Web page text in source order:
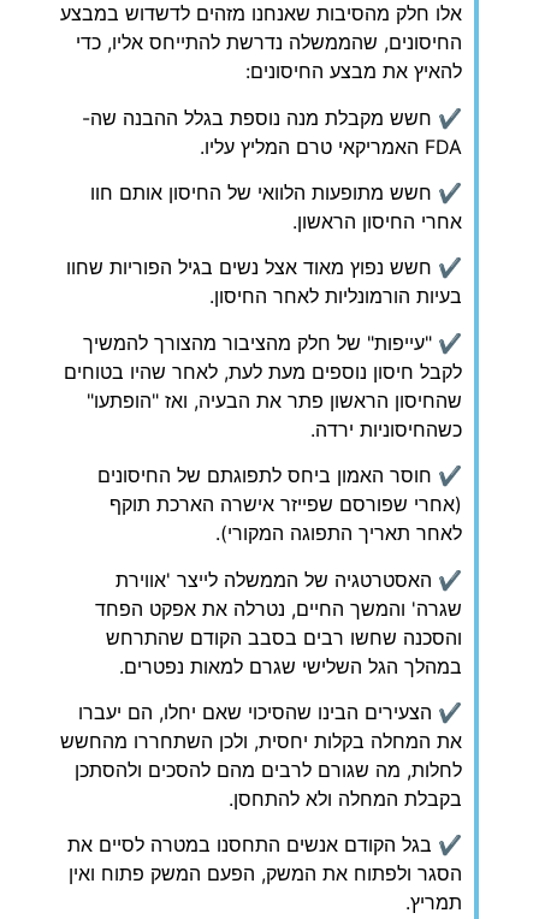
אלו חלק מהסיבות שאנחנו מזהים לדשדוש במבצע
החיסונים, שהממשלה נדרשת להתייחס אליו, כדי
להאיץ את מבצע החיסונים:
✔ חשש מקבלת מנה נוספת בגלל ההבנה שה-
FDA האמריקאי טרם המליץ עליו.
✔ חשש מתופעות הלוואי של החיסון אותם חוו
אחרי החיסון הראשון.
✔ חשש נפוץ מאוד אצל נשים בגיל הפוריות שחוו
בעיות הורמונליות לאחר החיסון.
✔ "עייפות" של חלק מהציבור מהצורך להמשיך
לקבל חיסון נוספים מעת לעת, לאחר שהיו בטוחים
שהחיסון הראשון פתר את הבעיה, ואז "הופתעו"
כשהחיסוניות ירדה.
✔ חוסר האמון ביחס לתפוגתם של החיסונים
(אחרי שפורסם שפייזר אישרה הארכת תוקף
לאחר תאריך התפוגה המקורי).
✔ האסטרטגיה של הממשלה לייצר 'אווירת
שגרה' והמשך החיים, נטרלה את אפקט הפחד
והסכנה שחשו רבים בסבב הקודם שהתרחש
במהלך הגל השלישי שגרם למאות נפטרים.
✔ הצעירים הבינו שהסיכוי שאם יחלו, הם יעברו
את המחלה בקלות יחסית, ולכן השתחררו מהחשש
לחלות, מה שגורם לרבים מהם להסכים ולהסתכן
בקבלת המחלה ולא להתחסן.
✔ בגל הקודם אנשים התחסנו במטרה לסיים את
הסגר ולפתוח את המשק, הפעם המשק פתוח ואין
תמריץ.